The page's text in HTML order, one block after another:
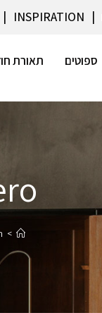
INSPIRATION
ספוטים תאורת
>